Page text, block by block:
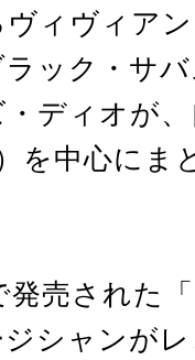
ィヴィア
ック・サ
ディオが
を中心にま
売された
シャンが